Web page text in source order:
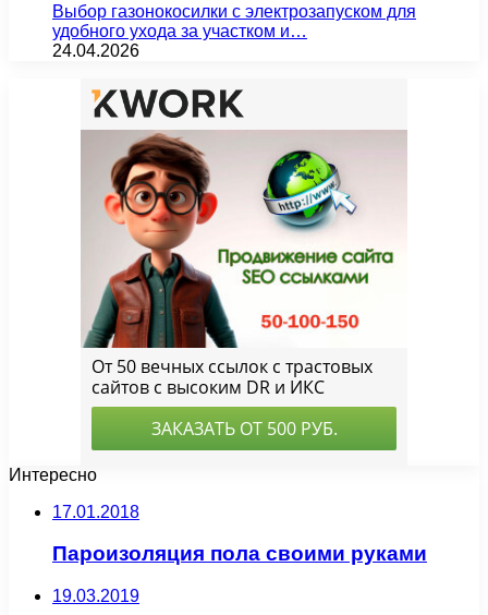
Выбор газонокосилки с электрозапуском для
удобного ухода за участком и…
24.04.2026
Интересно
17.01.2018
Пароизоляция пола своими руками
19.03.2019